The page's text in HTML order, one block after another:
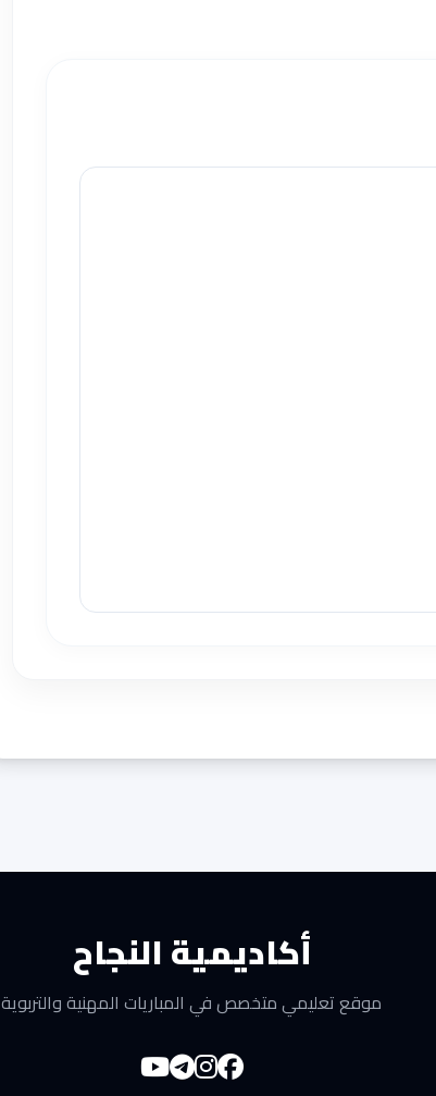
أكاديمية النجاح
موقع تعليمي متخصص في المباريات المهنية والتربوية